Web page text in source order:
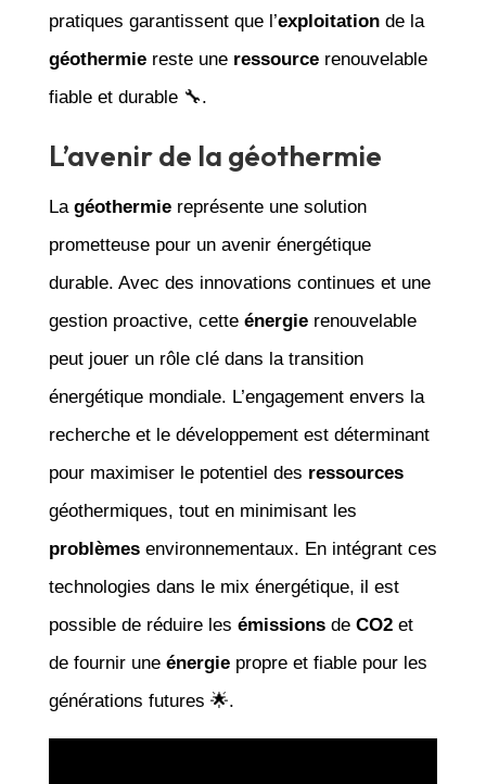
pratiques garantissent que l’exploitationde la
géothermiereste une ressourcerenouvelable
fiable et durable 🔧.
L’avenir de la géothermie
La géothermiereprésente une solution
prometteuse pour un avenir énergétique
durable. Avec des innovations continues et une
gestion proactive, cette énergierenouvelable
peut jouer un rôle clé dans la transition
énergétique mondiale. L’engagement envers la
recherche et le développement est déterminant
pour maximiser le potentiel des ressources
géothermiques, tout en minimisant les
problèmesenvironnementaux. En intégrant ces
technologies dans le mix énergétique, il est
possible de réduire les émissionsde CO2et
de fournir une énergiepropre et fiable pour les
générations futures 🌟.